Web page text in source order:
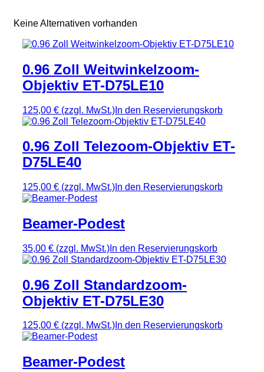
Keine Alternativen vorhanden
0.96 Zoll Weitwinkelzoom-
Objektiv ET-D75LE10
125,00 € (zzgl. MwSt.) In den Reservierungskorb
0.96 Zoll Telezoom-Objektiv ET-
D75LE40
125,00 € (zzgl. MwSt.) In den Reservierungskorb
Beamer-Podest
35,00 € (zzgl. MwSt.) In den Reservierungskorb
0.96 Zoll Standardzoom-
Objektiv ET-D75LE30
125,00 € (zzgl. MwSt.) In den Reservierungskorb
Beamer-Podest